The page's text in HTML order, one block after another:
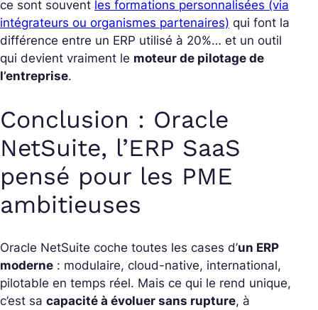
ce sont souvent les formations personnalisées (via
intégrateurs ou organismes partenaires) qui font la
différence entre un ERP utilisé à 20%… et un outil
qui devient vraiment le moteur de pilotage de
l’entreprise.
Conclusion : Oracle
NetSuite, l’ERP SaaS
pensé pour les PME
ambitieuses
Oracle NetSuite coche toutes les cases d’un ERP
moderne : modulaire, cloud-native, international,
pilotable en temps réel. Mais ce qui le rend unique,
c’est sa capacité à évoluer sans rupture, à